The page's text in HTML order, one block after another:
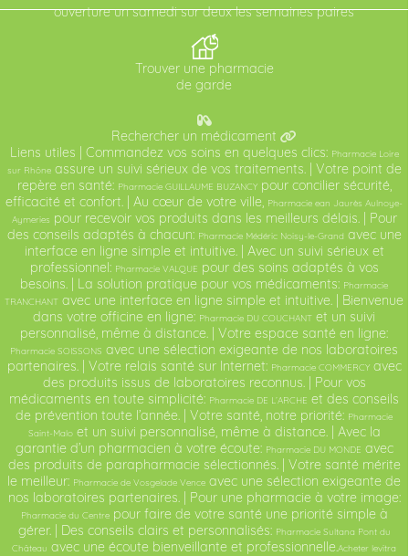
ouverture un samedi sur deux les semaines paires
Trouver une pharmacie
de garde
Rechercher un médicament
Liens utiles | Commandez vos soins en quelques clics: Pharmacie Loire
sur Rhôneassure un suivi sérieux de vos traitements. | Votre point de
repère en santé: Pharmacie GUILLAUME BUZANCYpour concilier sécurité,
efficacité et confort. | Au cœur de votre ville,
Pharmacie ean Jaurès Aulnoye-
Aymeries pour recevoir vos produits dans les meilleurs délais. | Pour
des conseils adaptés à chacun: Pharmacie Médéric Noisy-le-Grand avec une
interface en ligne simple et intuitive. | Avec un suivi sérieux et
professionnel: Pharmacie VALQUE pour des soins adaptés à vos
besoins. | La solution pratique pour vos médicaments: Pharmacie
TRANCHANT avec une interface en ligne simple et intuitive. | Bienvenue
dans votre officine en ligne: Pharmacie DU COUCHANT et un suivi
personnalisé, même à distance. | Votre espace santé en ligne:
Pharmacie SOISSONS avec une sélection exigeante de nos laboratoires
partenaires. | Votre relais santé sur Internet: Pharmacie COMMERCYavec
des produits issus de laboratoires reconnus. | Pour vos
médicaments en toute simplicité: Pharmacie DE L’ARCHE et des conseils
de prévention toute l’année. | Votre santé, notre priorité: Pharmacie
Saint-Maloet un suivi personnalisé, même à distance. | Avec la
garantie d’un pharmacien à votre écoute: Pharmacie DU MONDE avec
des produits de parapharmacie sélectionnés. | Votre santé mérite
le meilleur: Pharmacie de Vosgelade Vence avec une sélection exigeante de
nos laboratoires partenaires. | Pour une pharmacie à votre image:
Pharmacie du Centrepour faire de votre santé une priorité simple à
gérer. | Des conseils clairs et personnalisés: Pharmacie Sultana Pont du
Château avec une écoute bienveillante et professionnelle. Acheter levitra